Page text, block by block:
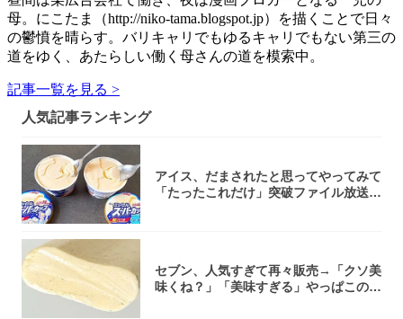
母。にこたま（http://niko-tama.blogspot.jp）を描くことで日々
の鬱憤を晴らす。バリキャリでもゆるキャリでもない第三の
道をゆく、あたらしい働く母さんの道を模索中。
記事一覧を見る >
人気記事ランキング
アイス、だまされたと思ってやってみて
「たったこれだけ」突破ファイル放送で
セブン、人気すぎて再々販売→「クソ美
味くね？」「美味すぎる」やっぱこのク